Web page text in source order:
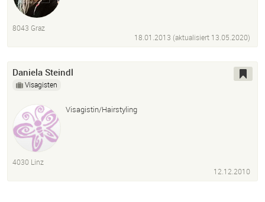
8043 Graz
18.01.2013 (aktualisiert 13.05.2020)
Daniela Steindl
Visagisten
Visagistin/Hairstyling
4030 Linz
12.12.2010